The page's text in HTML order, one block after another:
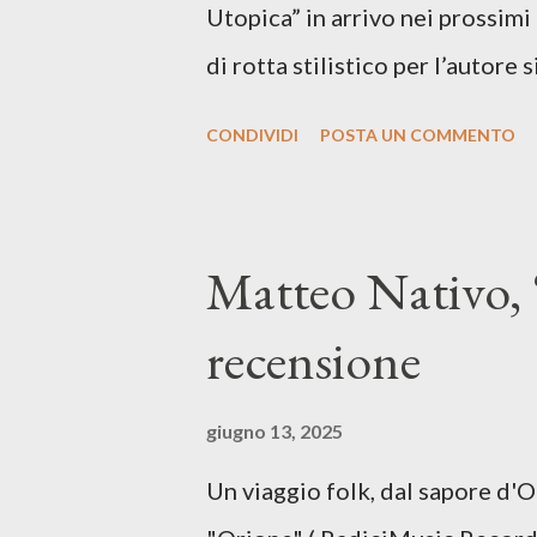
Utopica” in arrivo nei prossimi
di rotta stilistico per l’autore
segnato da guerre,
racconta la difficoltà di
vivere e nel suonare, nel
più densa. Il brano è anche
CONDIVIDI POSTA UN COMMENTO
Matteo Nativo,
recensione
giugno 13, 2025
Un viaggio folk, dal sapore